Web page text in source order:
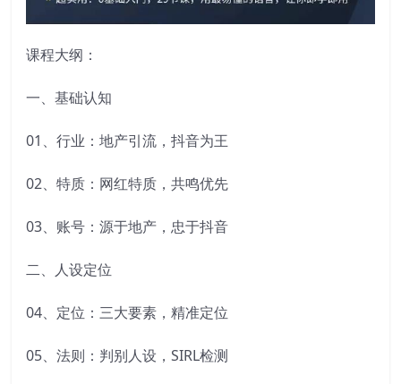
课程大纲：
一、基础认知
01、行业：地产引流，抖音为王
02、特质：网红特质，共鸣优先
03、账号：源于地产，忠于抖音
二、人设定位
04、定位：三大要素，精准定位
05、法则：判别人设，SIRL检测